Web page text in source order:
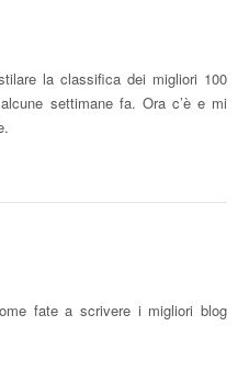
la classifica dei migliori 100
settimane fa. Ora c’è e mi
fate a scrivere i migliori blog